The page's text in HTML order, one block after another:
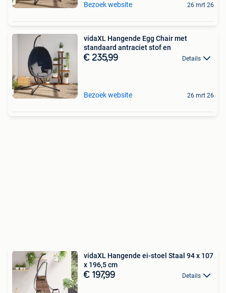
Bezoek website 26 mrt 26
vidaXL Hangende Egg Chair met
standaard antraciet stof en
€ 235,99 Details
Bezoek website 26 mrt 26
vidaXL Hangende ei-stoel Staal 94 x 107
x 196,5 cm
€ 197,99 Details